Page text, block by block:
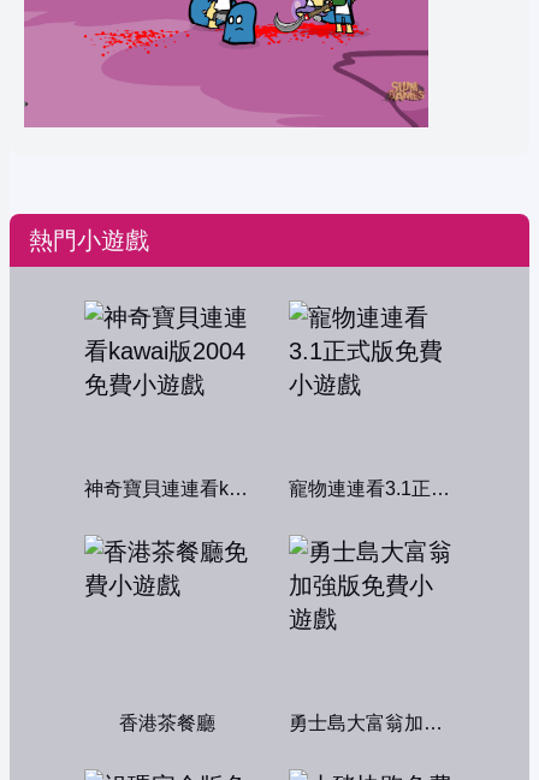
熱門小遊戲
神奇寶貝連連看kawai版2004 寵物連連看3.1正式版
香港茶餐廳 勇士島大富翁加強版